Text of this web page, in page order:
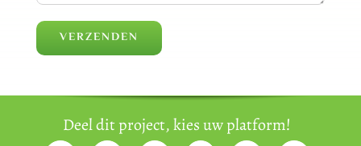
Deel dit project, kies uw platform!